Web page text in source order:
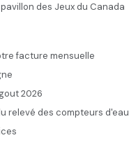
des Jeux du Canada
facture mensuelle
2026
relevé des compteurs d'eau